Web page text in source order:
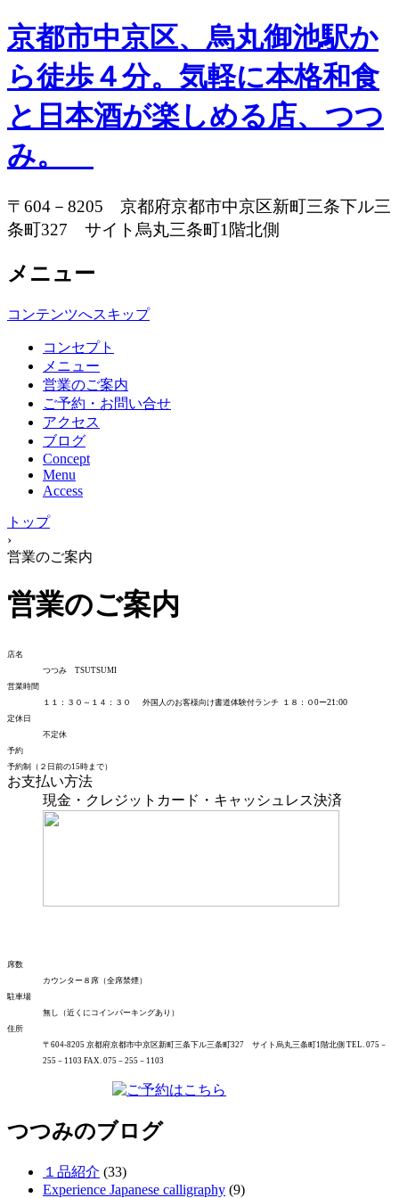
京都市中京区、烏丸御池駅か
ら徒歩４分。気軽に本格和食
と日本酒が楽しめる店、つつ
み。
〒604－8205 京都府京都市中京区新町三条下ル三
条町327 サイト烏丸三条町1階北側
メニュー
コンテンツへスキップ
コンセプト
メニュー
営業のご案内
ご予約・お問い合せ
アクセス
ブログ
Concept
Menu
Access
トップ
›
営業のご案内
営業のご案内
店名
つつみ TSUTSUMI
営業時間
１１：３０～１４：３０
外国人のお客様向け書道体験付ランチ １８：０0ー21:00
定休日
不定休
予約
予約制（２日前の15時まで）
お支払い方法
現金・クレジットカード・キャッシュレス決済
席数
カウンター８席（全席禁煙）
駐車場
無し（近くにコインパーキングあり）
住所
〒604-8205 京都府京都市中京区新町三条下ル三条町327 サイト烏丸三条町1階北側 TEL. 075－
255－1103 FAX. 075－255－1103
つつみのブログ
１品紹介 (33)
Experience Japanese calligraphy (9)